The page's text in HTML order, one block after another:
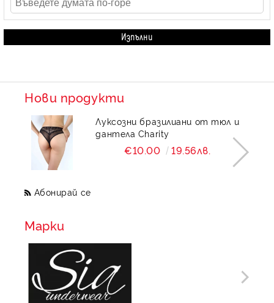
Нови продукти
Луксозни бразилиани от тюл и
дантела Charity
€10.00 19.56лв.
Абонирай се
Марки